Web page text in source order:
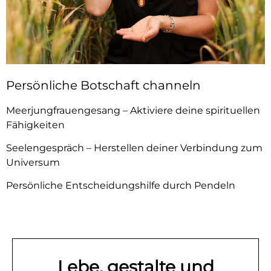
Persönliche Botschaft channeln
Meerjungfrauengesang – Aktiviere deine spirituellen
Fähigkeiten
Seelengespräch – Herstellen deiner Verbindung zum
Universum
Persönliche Entscheidungshilfe durch Pendeln
Lebe, gestalte und